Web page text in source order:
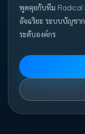
พูดคุยกับทีม Radical
อัจฉริยะ ระบบบัญชา
ระดับองค์กร